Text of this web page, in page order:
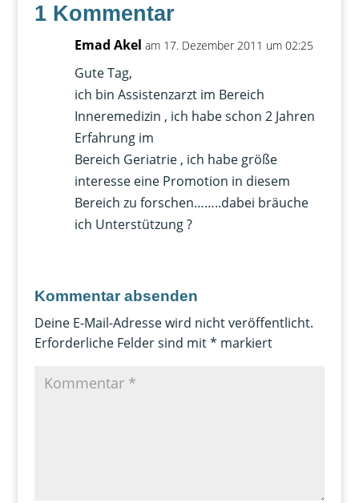
1 Kommentar
Emad Akel am 17. Dezember 2011 um 02:25
Gute Tag,
ich bin Assistenzarzt im Bereich
Inneremedizin , ich habe schon 2 Jahren
Erfahrung im
Bereich Geriatrie , ich habe größe
interesse eine Promotion in diesem
Bereich zu forschen……..dabei bräuche
ich Unterstützung ?
Kommentar absenden
Deine E-Mail-Adresse wird nicht veröffentlicht.
Erforderliche Felder sind mit* markiert